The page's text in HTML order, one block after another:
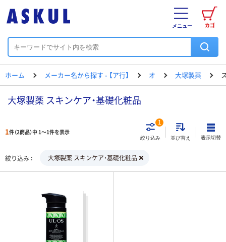
カゴ
メニュー
ホーム メーカー名から探す - 【ア行】 オ 大塚製薬
大塚製薬 スキンケア・基礎化粧品
1件（2商品）中 1～1件を表示
絞り込み
1
並び替え 表示切替
絞り込み 大塚製薬 スキンケア・基礎化粧品